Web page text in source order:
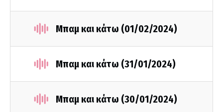
Μπαμ και κάτω (01/02/2024)
Μπαμ και κάτω (31/01/2024)
Μπαμ και κάτω (30/01/2024)